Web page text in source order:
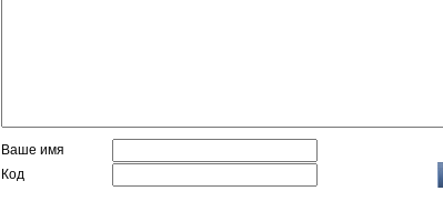
Ваше имя
Код